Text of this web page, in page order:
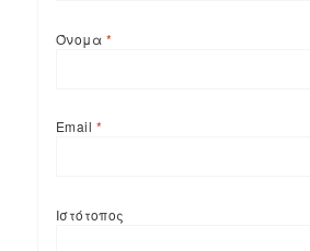
Όνομα *
Email *
Ιστότοπος